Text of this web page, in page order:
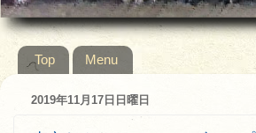
Top Menu
2019年11月17日日曜日